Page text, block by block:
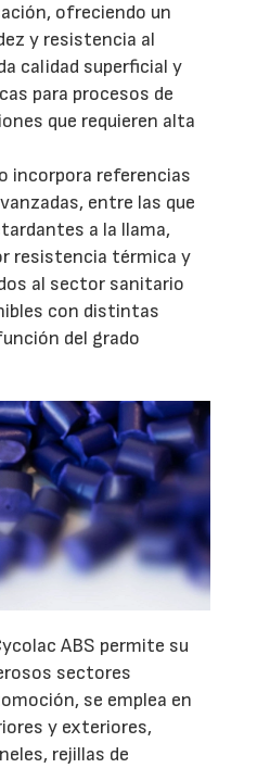
ofreciendo un
y resistencia al
calidad superficial y
para procesos de
que requieren alta
incorpora referencias
entre las que
a la llama,
resistencia térmica y
al sector sanitario
con distintas
del grado
ABS permite su
sectores
se emplea en
y exteriores,
rejillas de